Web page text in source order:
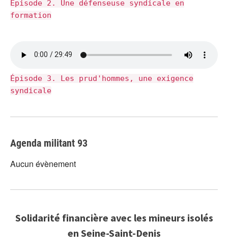
Épisode 2. Une défenseuse syndicale en
formation
Épisode 3. Les prud'hommes, une exigence
syndicale
Agenda militant 93
Aucun évènement
Solidarité financière avec les mineurs isolés
en Seine-Saint-Denis